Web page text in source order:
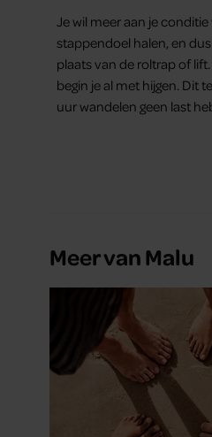
Je wil meer aan je
stappendoel halen, en
plaats van de roltrap of
begin je al met hijgen. Dit
uur wandelen geen last
Meer van Malu